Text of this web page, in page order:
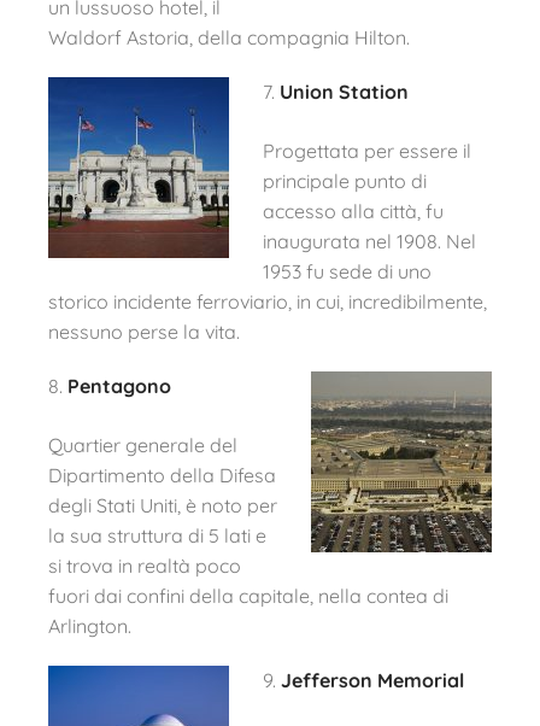
un lussuoso hotel, il
Waldorf Astoria, della compagnia Hilton.
7. Union Station
Progettata per essere il
principale punto di
accesso alla città, fu
inaugurata nel 1908. Nel
1953 fu sede di uno
storico incidente ferroviario, in cui, incredibilmente,
nessuno perse la vita.
8. Pentagono
Quartier generale del
Dipartimento della Difesa
degli Stati Uniti, è noto per
la sua struttura di 5 lati e
si trova in realtà poco
fuori dai confini della capitale, nella contea di
Arlington.
9. Jefferson Memorial